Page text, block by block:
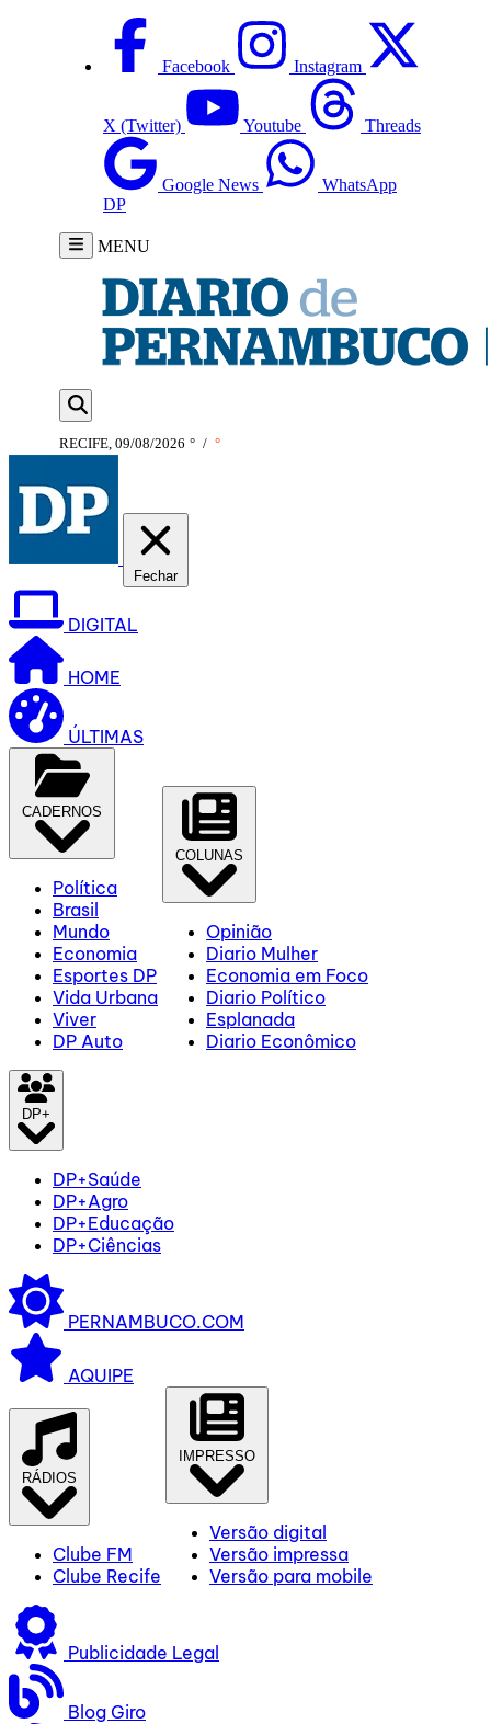
Facebook Instagram
X (Twitter) Youtube Threads
Google News
WhatsApp
DP
MENU
RECIFE, 09/08/2026 ° / °
Fechar
DIGITAL
HOME
ÚLTIMAS
CADERNOS
Política
Brasil
Mundo
Economia
Esportes DP
Vida Urbana
Viver
DP Auto
COLUNAS
Opinião
Diario Mulher
Economia em Foco
Diario Político
Esplanada
Diario Econômico
DP+
DP+Saúde
DP+Agro
DP+Educação
DP+Ciências
PERNAMBUCO.COM
AQUIPE
RÁDIOS
Clube FM
Clube Recife
IMPRESSO
Versão digital
Versão impressa
Versão para mobile
Publicidade Legal
Blog Giro